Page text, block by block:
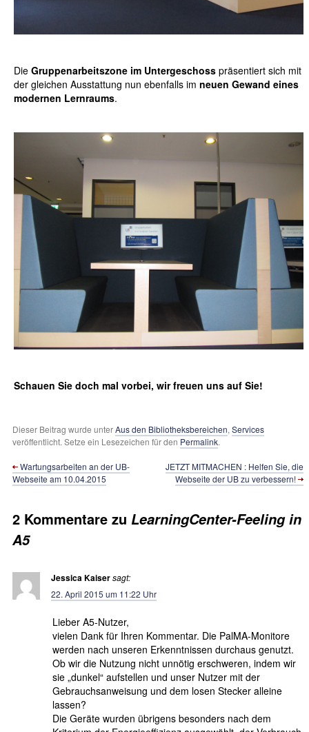
Die Gruppenarbeitszone im Untergeschoss präsentiert sich mit
der gleichen Ausstattung nun ebenfalls im neuen Gewand eines
modernen Lernraums.
Schauen Sie doch mal vorbei, wir freuen uns auf Sie!
Dieser Beitrag wurde unterAus den Bibliotheksbereichen, Services
veröffentlicht. Setze ein Lesezeichen für den Permalink.
Wartungsarbeiten an der UB-
Webseite am 10.04.2015
JETZT MITMACHEN : Helfen Sie, die
Webseite der UB zu verbessern!
2 Kommentare zu LearningCenter-Feeling in
A5
Jessica Kaisersagt:
22. April 2015 um 11:22 Uhr
Lieber A5-Nutzer,
vielen Dank für Ihren Kommentar. Die PalMA-Monitore
werden nach unseren Erkenntnissen durchaus genutzt.
Ob wir die Nutzung nicht unnötig erschweren, indem wir
sie „dunkel“ aufstellen und unser Nutzer mit der
Gebrauchsanweisung und dem losen Stecker alleine
lassen?
Die Geräte wurden übrigens besonders nach dem